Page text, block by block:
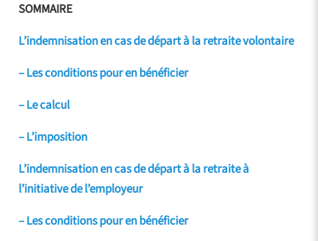
SOMMAIRE
L’indemnisation en cas de départ à la retraite volontaire
– Les conditions pour en bénéficier
– Le calcul
– L’imposition
L’indemnisation en cas de départ à la retraite à
l’initiative de l’employeur
– Les conditions pour en bénéficier